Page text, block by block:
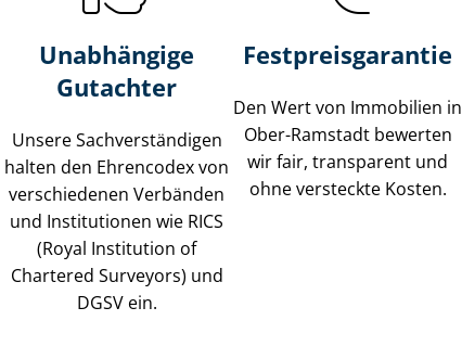
Unabhängige
Gutachter
Unsere Sach­ver­stän­di­gen
halten den Ehrencodex von
verschiedenen Verbänden
und Institutionen wie RICS
(Royal Institution of
Chartered Surveyors) und
DGSV ein.
Festpreis​garantie
Den Wert von Immobilien in
Ober-Ramstadt bewerten
wir fair, transparent und
ohne versteckte Kosten.